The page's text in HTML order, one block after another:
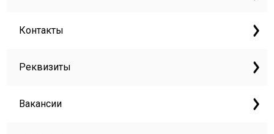
Контакты
Реквизиты
Вакансии